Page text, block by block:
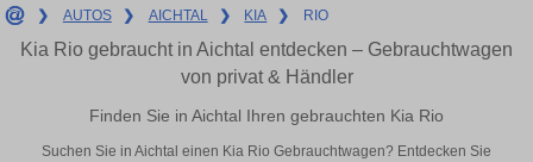
❯ AUTOS ❯ AICHTAL ❯ KIA ❯ RIO
Kia Rio gebraucht in Aichtal entdecken – Gebrauchtwagen
von privat & Händler
Finden Sie in Aichtal Ihren gebrauchten Kia Rio
Suchen Sie in Aichtal einen Kia Rio Gebrauchtwagen? Entdecken Sie